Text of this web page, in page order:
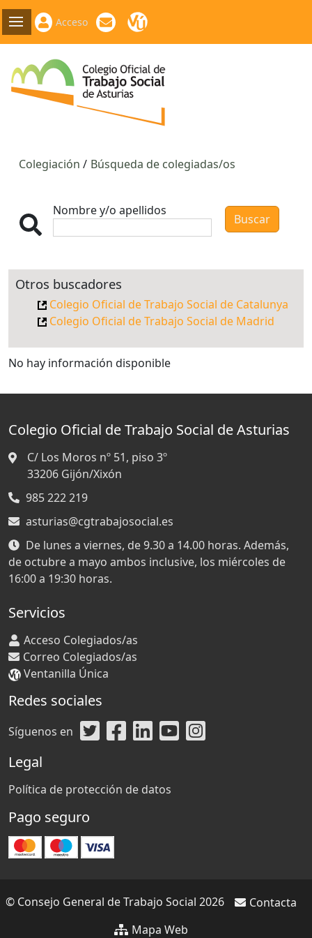
Acceso
Colegiación Búsqueda de colegiadas/os
Nombre y/o apellidos
Otros buscadores
Colegio Oficial de Trabajo Social de Catalunya
Colegio Oficial de Trabajo Social de Madrid
No hay información disponible
Colegio Oficial de Trabajo Social de Asturias
C/ Los Moros nº 51, piso 3º
33206 Gijón/Xixón
985 222 219
asturias@cgtrabajosocial.es
De lunes a viernes, de 9.30 a 14.00 horas. Además,
de octubre a mayo ambos inclusive, los miércoles de
16:00 a 19:30 horas.
Servicios
Acceso Colegiados/as
Correo Colegiados/as
Ventanilla Única
Redes sociales
Síguenos en
Legal
Política de protección de datos
Pago seguro
© Consejo General de Trabajo Social 2026
Contacta
Mapa Web